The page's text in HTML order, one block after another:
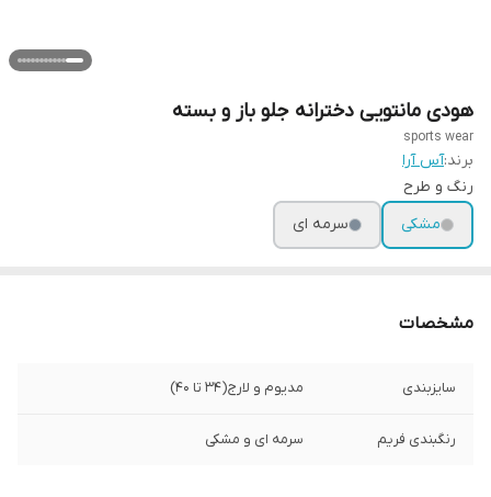
هودی مانتویی دخترانه جلو باز و بسته
sports wear
برند:آس آرا
رنگ و طرح
مشکی
سرمه ای
مشخصات
سایزبندی مدیوم و لارج(۳۴ تا ۴۰)
رنگبندی فريم سرمه ای و مشکی